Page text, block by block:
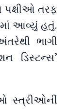
પક્ષીઓ તરફ
આવ્યું હતું.
ભાગી
ડિસ્ટન્સ’
સ્ત્રીઓની